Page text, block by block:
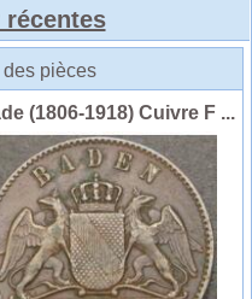
pièces
(1806-1918) Cuivre F ...